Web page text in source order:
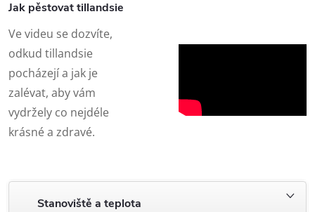
Jak pěstovat tillandsie
Ve videu se dozvíte,
odkud tillandsie
pocházejí a jak je
zalévat, aby vám
vydržely co nejdéle
krásné a zdravé.
Stanoviště a teplota